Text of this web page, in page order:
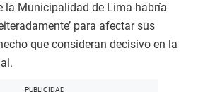
la Municipalidad de Lima habría
para afectar sus
que consideran decisivo en la